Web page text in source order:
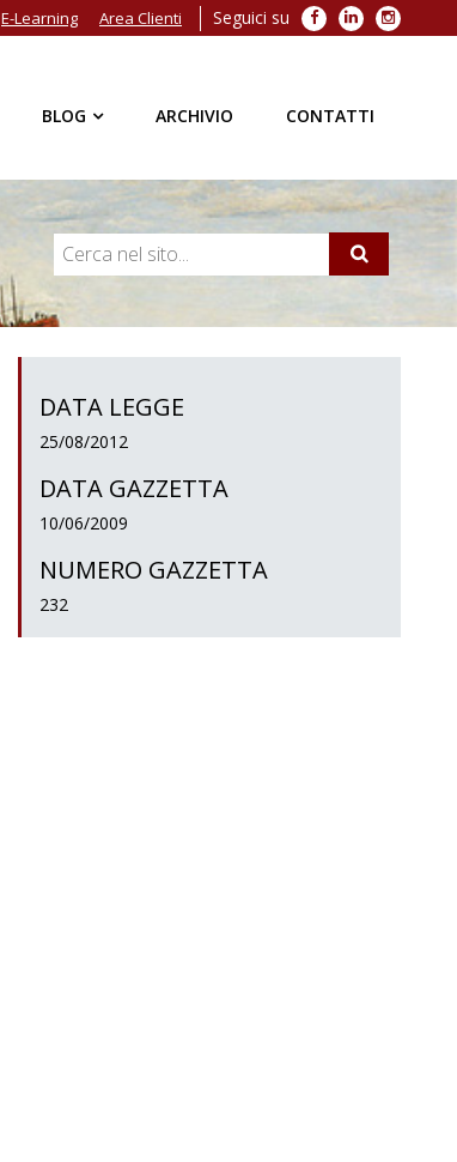
Seguici su Facebook
LinkedIn
E-Learning Area Clienti
BLOG ARCHIVIO CONTATTI
DATA LEGGE
25/08/2012
DATA GAZZETTA
10/06/2009
NUMERO GAZZETTA
232